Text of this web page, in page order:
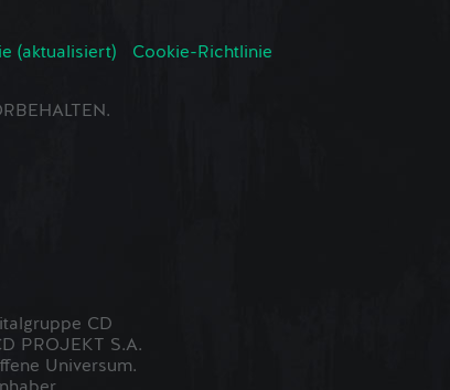
(aktualisiert)
Cookie-Richtlinie
CD
PROJEKT S.A.
Universum.